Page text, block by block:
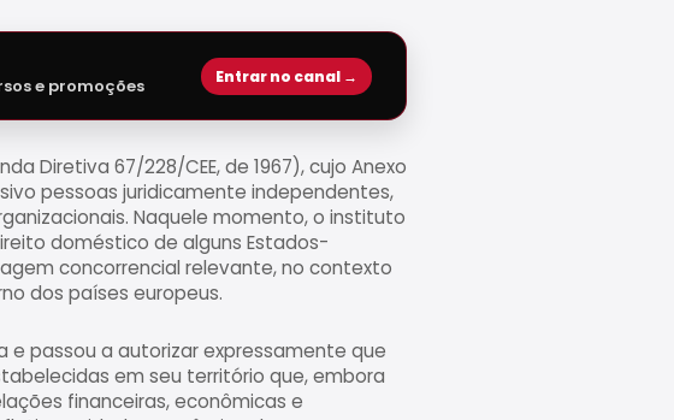
e promoções Entrar no canal →
Diretiva 67/228/CEE, de 1967), cujo Anexo
pessoas juridicamente independentes,
Naquele momento, o instituto
doméstico de alguns Estados-
concorrencial relevante, no contexto
dos países europeus.
e passou a autorizar expressamente que
em seu território que, embora
financeiras, econômicas e